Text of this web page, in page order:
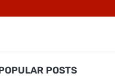
POSTS